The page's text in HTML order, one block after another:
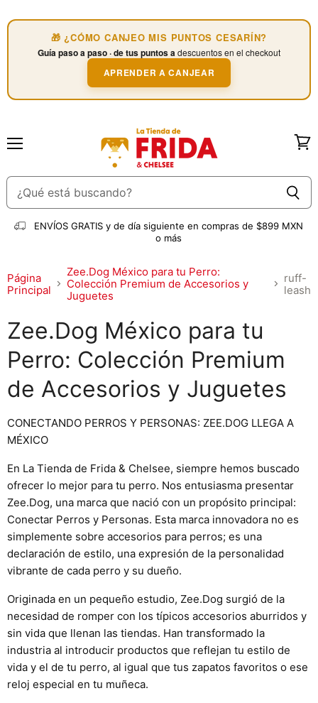
🎁 ¿CÓMO CANJEO MIS PUNTOS CESARÍN?
Guía paso a paso · de tus puntos adescuentos en el checkout
APRENDER A CANJEAR
ENVÍOS GRATIS y de día siguiente en compras de $899 MXN
o más
Página
Principal
Zee.Dog México para tu Perro:
Colección Premium de Accesorios y
Juguetes
ruff-
leash
Zee.Dog México para tu
Perro: Colección Premium
de Accesorios y Juguetes
CONECTANDO PERROS Y PERSONAS: ZEE.DOG LLEGA A
MÉXICO
En La Tienda de Frida & Chelsee, siempre hemos buscado
ofrecer lo mejor para tu perro. Nos entusiasma presentar
Zee.Dog, una marca que nació con un propósito principal:
Conectar Perros y Personas. Esta marca innovadora no es
simplemente sobre accesorios para perros; es una
declaración de estilo, una expresión de la personalidad
vibrante de cada perro y su dueño.
Originada en un pequeño estudio, Zee.Dog surgió de la
necesidad de romper con los típicos accesorios aburridos y
sin vida que llenan las tiendas. Han transformado la
industria al introducir productos que reflejan tu estilo de
vida y el de tu perro, al igual que tus zapatos favoritos o ese
reloj especial en tu muñeca.